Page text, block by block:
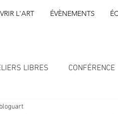
L'ART ÉVÈNEMENTS
LIBRES CONFÉRENCE
FORMATIONS